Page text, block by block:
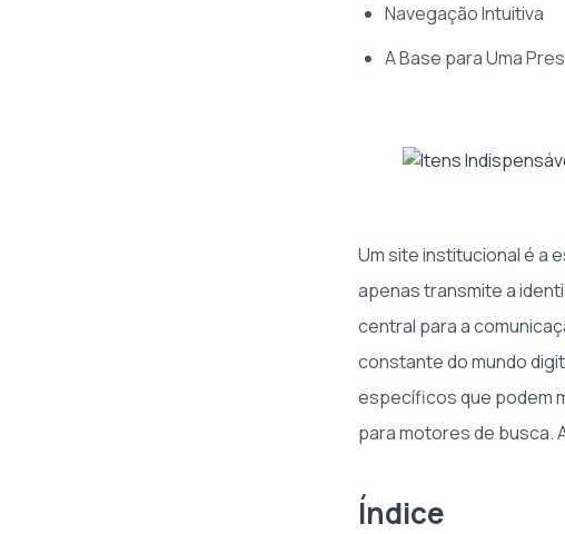
Navegação Intuitiva
A Base para Uma
Um site institucional é a
apenas transmite a
central para a
constante do mundo
específicos que podem
para motores de busca.
Índice